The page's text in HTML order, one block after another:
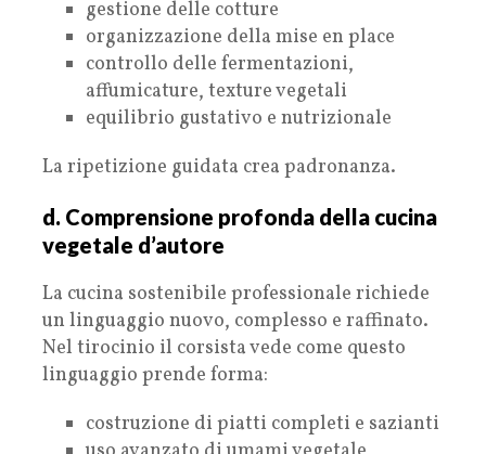
gestione delle cotture
organizzazione della mise en place
controllo delle fermentazioni,
affumicature, texture vegetali
equilibrio gustativo e nutrizionale
La ripetizione guidata crea padronanza.
d. Comprensione profonda della cucina
vegetale d’autore
La cucina sostenibile professionale richiede
un linguaggio nuovo, complesso e raffinato.
Nel tirocinio il corsista vede come questo
linguaggio prende forma:
costruzione di piatti completi e sazianti